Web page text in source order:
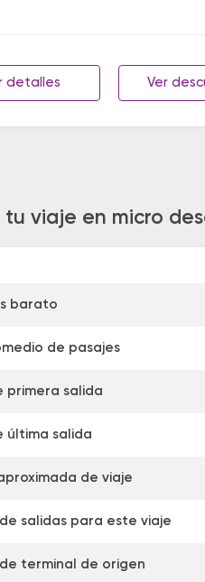
detalles Ver
tu viaje en micro
barato
de pasajes
primera salida
última salida
de viaje
salidas para este viaje
terminal de origen